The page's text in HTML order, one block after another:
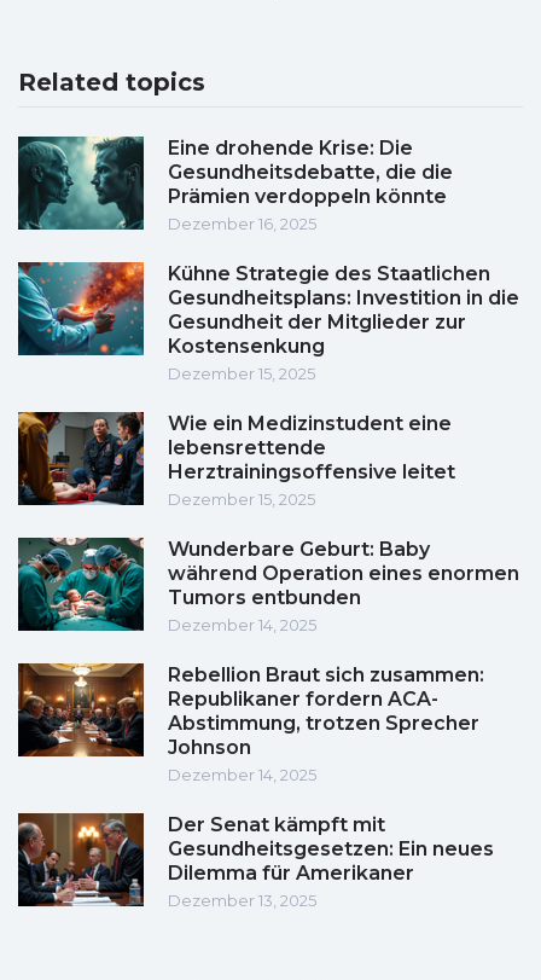
Related topics
Eine drohende Krise: Die
Gesundheitsdebatte, die die
Prämien verdoppeln könnte
Dezember 16, 2025
Kühne Strategie des Staatlichen
Gesundheitsplans: Investition in die
Gesundheit der Mitglieder zur
Kostensenkung
Dezember 15, 2025
Wie ein Medizinstudent eine
lebensrettende
Herztrainingsoffensive leitet
Dezember 15, 2025
Wunderbare Geburt: Baby
während Operation eines enormen
Tumors entbunden
Dezember 14, 2025
Rebellion Braut sich zusammen:
Republikaner fordern ACA-
Abstimmung, trotzen Sprecher
Johnson
Dezember 14, 2025
Der Senat kämpft mit
Gesundheitsgesetzen: Ein neues
Dilemma für Amerikaner
Dezember 13, 2025